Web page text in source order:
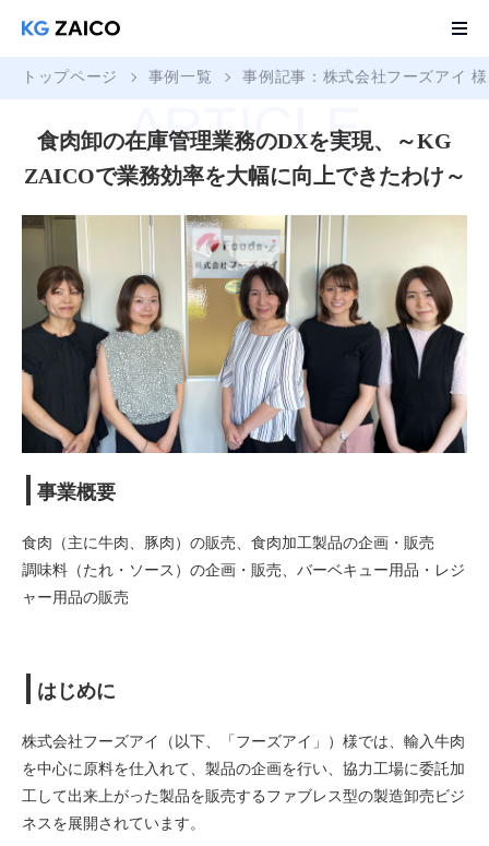
トップページ 事例一覧 事例記事：株式会社フーズアイ 様
ARTICLE
食肉卸の在庫管理業務のDXを実現、～KG
ZAICOで業務効率を大幅に向上できたわけ～
事業概要
食肉（主に牛肉、豚肉）の販売、食肉加工製品の企画・販売
調味料（たれ・ソース）の企画・販売、バーベキュー用品・レジ
ャー用品の販売
はじめに
株式会社フーズアイ（以下、「フーズアイ」）様では、輸入牛肉
を中心に原料を仕入れて、製品の企画を行い、協力工場に委託加
工して出来上がった製品を販売するファブレス型の製造卸売ビジ
ネスを展開されています。